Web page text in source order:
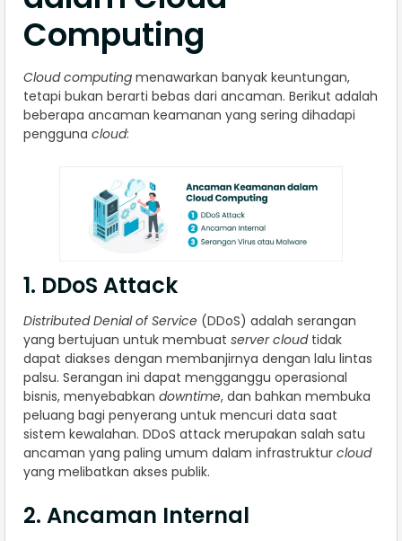
Computing
Cloud computing menawarkan banyak keuntungan,
tetapi bukan berarti bebas dari ancaman. Berikut adalah
beberapa ancaman keamanan yang sering dihadapi
pengguna cloud:
1. DDoS Attack
Distributed Denial of Service (DDoS) adalah serangan
yang bertujuan untuk membuat server cloudtidak
dapat diakses dengan membanjirnya dengan lalu lintas
palsu. Serangan ini dapat mengganggu operasional
bisnis, menyebabkan downtime, dan bahkan membuka
peluang bagi penyerang untuk mencuri data saat
sistem kewalahan. DDoS attack merupakan salah satu
ancaman yang paling umum dalam infrastruktur cloud
yang melibatkan akses publik.
2. Ancaman Internal